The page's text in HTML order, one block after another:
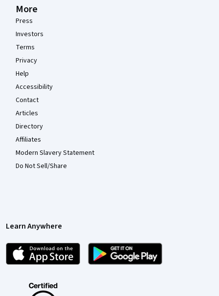
More
Press
Investors
Terms
Privacy
Help
Accessibility
Contact
Articles
Directory
Affiliates
Modern Slavery Statement
Do Not Sell/Share
Learn Anywhere